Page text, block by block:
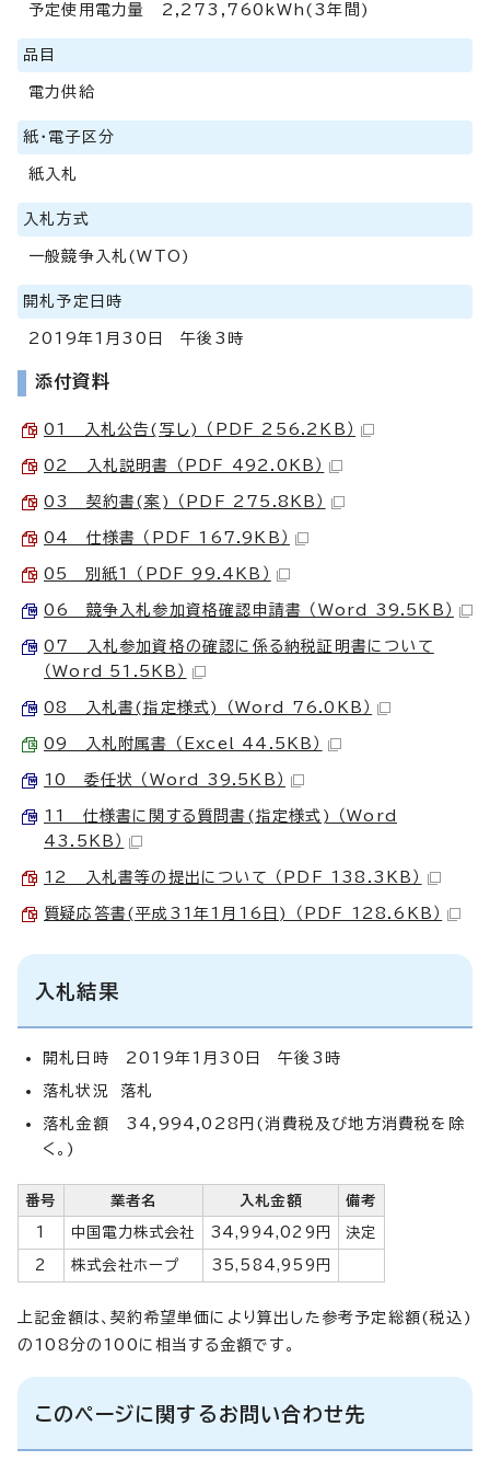
予定使用電力量 2,273,760kWh(3年間)
品目
電力供給
紙・電子区分
紙入札
入札方式
一般競争入札(WTO)
開札予定日時
2019年1月30日 午後3時
添付資料
01 入札公告(写し) （PDF 256.2KB）
02 入札説明書 （PDF 492.0KB）
03 契約書(案) （PDF 275.8KB）
04 仕様書 （PDF 167.9KB）
05 別紙1 （PDF 99.4KB）
06 競争入札参加資格確認申請書 （Word 39.5KB）
07 入札参加資格の確認に係る納税証明書について
（Word 51.5KB）
08 入札書(指定様式) （Word 76.0KB）
09 入札附属書 （Excel 44.5KB）
10 委任状 （Word 39.5KB）
11 仕様書に関する質問書(指定様式) （Word
43.5KB）
12 入札書等の提出について （PDF 138.3KB）
質疑応答書(平成31年1月16日) （PDF 128.6KB）
入札結果
開札日時 2019年1月30日 午後3時
落札状況 落札
落札金額 34,994,028円(消費税及び地方消費税を除
く。)
番号 業者名 入札金額 備考
1 中国電力株式会社 34,994,029円 決定
2 株式会社ホープ 35,584,959円
上記金額は、契約希望単価により算出した参考予定総額(税込)
の108分の100に相当する金額です。
このページに関するお問い合わせ先